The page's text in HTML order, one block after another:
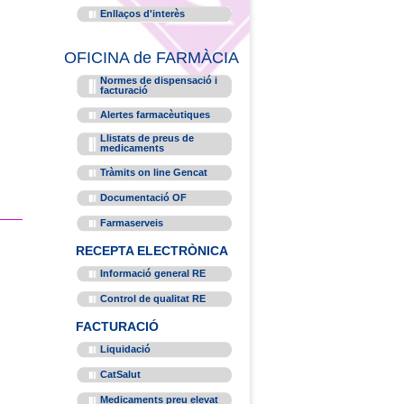
Enllaços d'interès
OFICINA de FARMÀCIA
Normes de dispensació i
facturació
Alertes farmacèutiques
Llistats de preus de
medicaments
Tràmits on line Gencat
Documentació OF
Farmaserveis
RECEPTA ELECTRÒNICA
Informació general RE
Control de qualitat RE
FACTURACIÓ
Liquidació
CatSalut
Medicaments preu elevat